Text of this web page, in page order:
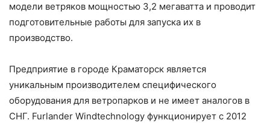
модели ветряков мощностью 3,2 мегаватта и проводит
подготовительные работы для запуска их в
производство.
Предприятие в городе Краматорск является
уникальным производителем специфического
оборудования для ветропарков и не имеет аналогов в
СНГ. Furlander Windtechnology функционирует с 2012